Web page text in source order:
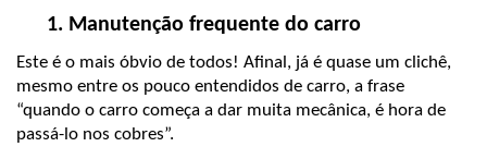
Manutenção frequente do carro
Este é o mais óbvio de todos! Afinal, já é quase um clichê,
mesmo entre os pouco entendidos de carro, a frase
“quando o carro começa a dar muita mecânica, é hora de
passá-lo nos cobres”.